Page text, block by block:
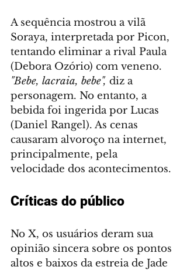
A sequência mostrou a vilã
Soraya, interpretada por Picon,
tentando eliminar a rival Paula
(Debora Ozório) com veneno.
"Bebe, lacraia, bebe", diz a
personagem. No entanto, a
bebida foi ingerida por Lucas
(Daniel Rangel). As cenas
causaram alvoroço na internet,
principalmente, pela
velocidade dos acontecimentos.
Críticas do público
No X, os usuários deram sua
opinião sincera sobre os pontos
altos e baixos da estreia de Jade